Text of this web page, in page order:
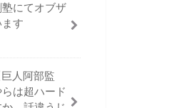
にてオブザ
す
人阿部監
は超ハード